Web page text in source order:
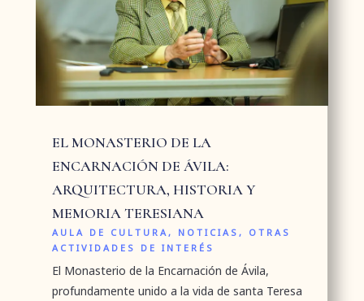
EL MONASTERIO DE LA
ENCARNACIÓN DE ÁVILA:
ARQUITECTURA, HISTORIA Y
MEMORIA TERESIANA
AULA DE CULTURA, NOTICIAS, OTRAS
ACTIVIDADES DE INTERÉS
El Monasterio de la Encarnación de Ávila,
profundamente unido a la vida de santa Teresa